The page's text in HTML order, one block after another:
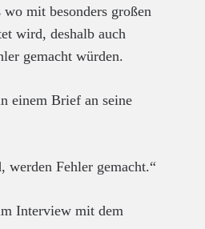
mit besonders großen
wird, deshalb auch
gemacht würden.
einem Brief an seine
werden Fehler gemacht.“
Interview mit dem